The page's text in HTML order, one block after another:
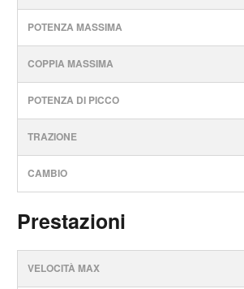
POTENZA MASSIMA
COPPIA MASSIMA
POTENZA DI PICCO
TRAZIONE
CAMBIO
Prestazioni
VELOCITÀ MAX